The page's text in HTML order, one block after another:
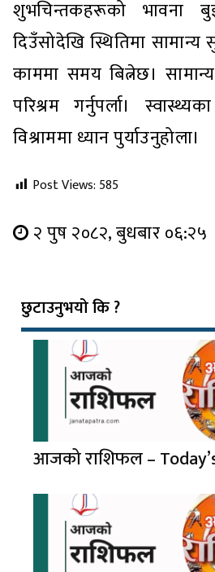
शुभचिन्तकहरूको भावना
दिउँसोदेखि स्थितिमा
काममा समय बित्नेछ।
परिश्रम गर्नुपर्ला।
विश्राममा ध्यान पुर्याउनुहोला।
Post Views: 585
२ पुष २०८२, बुधबार ०६:२५
छुटाउनुभयो कि ?
आजको राशिफल –